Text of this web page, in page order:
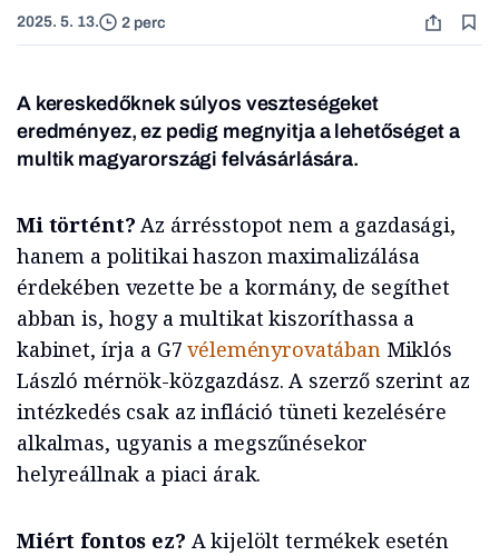
2025. 5. 13. 2 perc
A kereskedőknek súlyos veszteségeket
eredményez, ez pedig megnyitja a lehetőséget a
multik magyarországi felvásárlására.
Mi történt?Az árrésstopot nem a gazdasági,
hanem a politikai haszon maximalizálása
érdekében vezette be a kormány, de segíthet
abban is, hogy a multikat kiszoríthassa a
kabinet, írja a G7véleményrovatában Miklós
László mérnök-közgazdász. A szerző szerint az
intézkedés csak az infláció tüneti kezelésére
alkalmas, ugyanis a megszűnésekor
helyreállnak a piaci árak.
Miért fontos ez? A kijelölt termékek esetén